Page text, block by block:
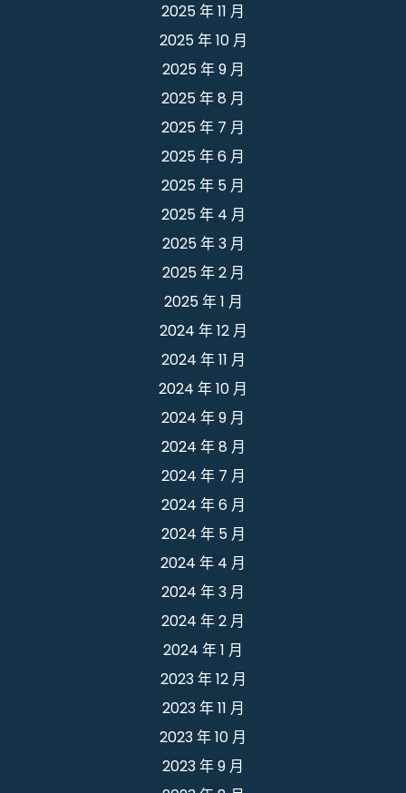
2025 年 11 月
2025 年 10 月
2025 年 9 月
2025 年 8 月
2025 年 7 月
2025 年 6 月
2025 年 5 月
2025 年 4 月
2025 年 3 月
2025 年 2 月
2025 年 1 月
2024 年 12 月
2024 年 11 月
2024 年 10 月
2024 年 9 月
2024 年 8 月
2024 年 7 月
2024 年 6 月
2024 年 5 月
2024 年 4 月
2024 年 3 月
2024 年 2 月
2024 年 1 月
2023 年 12 月
2023 年 11 月
2023 年 10 月
2023 年 9 月